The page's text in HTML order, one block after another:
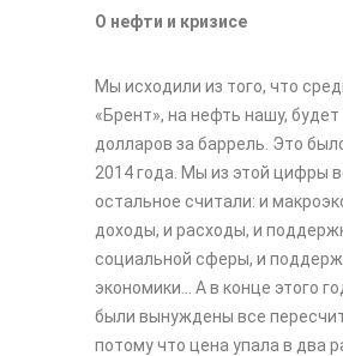
О нефти и кризисе
Мы исходили из того, что
«Брент», на нефть нашу, будет
долларов за баррель. Это
2014 года. Мы из этой цифры
остальное считали: и
доходы, и расходы, и
социальной сферы, и
экономики... А в конце этого
были вынуждены все
потому что цена упала в два